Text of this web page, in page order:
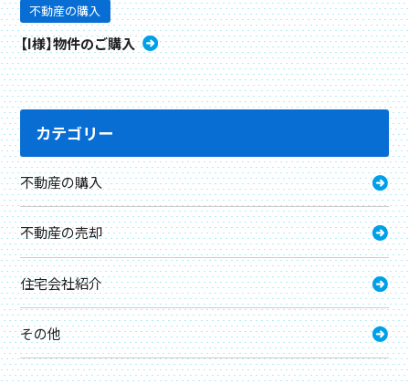
不動産の購入
【I様】物件のご購入
カテゴリー
不動産の購入
不動産の売却
住宅会社紹介
その他